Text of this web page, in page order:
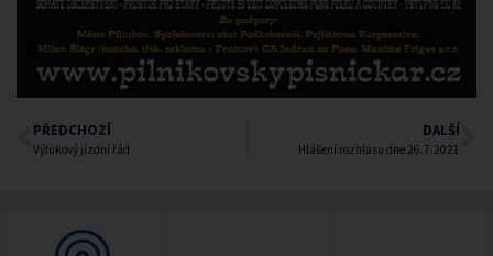
PŘEDCHOZÍ
Výlukový jízdní řád
DALŠÍ
Hlášení rozhlasu dne 26.7.2021